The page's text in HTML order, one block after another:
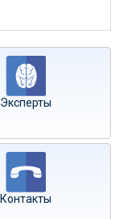
Эксперты
Контакты